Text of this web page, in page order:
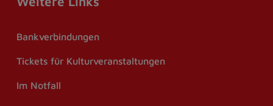
Bankverbindungen
Tickets für Kulturveranstaltungen
Im Notfall